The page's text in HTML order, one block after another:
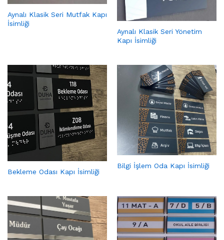
Aynalı Klasik Seri Mutfak Kapı
İsimliği
Aynalı Klasik Seri Yönetim
Kapı İsimliği
Bekleme Odası Kapı İsimliği
Bilgi İşlem Oda Kapı İsimliği